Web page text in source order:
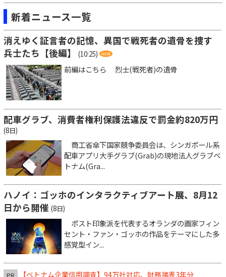
新着ニュース一覧
消えゆく証言者の記憶、異国で戦死者の遺骨を捜す
兵士たち【後編】
(10:25)
前編はこちら 烈士(戦死者)の遺骨
配車グラブ、消費者権利保護法違反で罰金約820万円
(8日)
商工省傘下国家競争委員会は、シンガポール系
配車アプリ大手グラブ(Grab)の現地法人グラブベ
トナム(Gra...
ハノイ：ゴッホのインタラクティブアート展、8月12
日から開催 (8日)
ポスト印象派を代表するオランダの画家フィン
セント・ファン・ゴッホの作品をテーマにした多
感覚型イン...
【ベトナム企業信用調査】94万社対応、財務諸表3年分